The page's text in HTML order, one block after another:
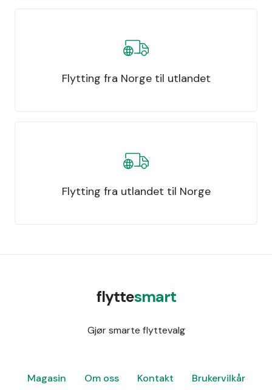
Flytting fra Norge til utlandet
Flytting fra utlandet til Norge
flyttesmart
Gjør smarte flyttevalg
Magasin Om oss Kontakt Brukervilkår